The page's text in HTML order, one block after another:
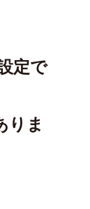
定で
りま